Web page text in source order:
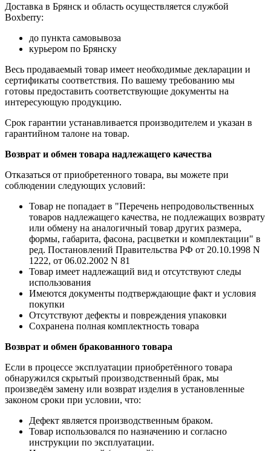
Доставка в Брянск и область осуществляется службой
Boxberry:
до пункта самовывоза
курьером по Брянску
Весь продаваемый товар имеет необходимые декларации и
сертификаты соответствия. По вашему требованию мы
готовы предоставить соответствующие документы на
интересующую продукцию.
Срок гарантии устанавливается производителем и указан в
гарантийном талоне на товар.
Возврат и обмен товара надлежащего качества
Отказаться от приобретенного товара, вы можете при
соблюдении следующих условий:
Товар не попадает в "Перечень непродовольственных
товаров надлежащего качества, не подлежащих возврату
или обмену на аналогичный товар других размера,
формы, габарита, фасона, расцветки и комплектации" в
ред. Постановлений Правительства РФ от 20.10.1998 N
1222, от 06.02.2002 N 81
Товар имеет надлежащий вид и отсутствуют следы
использования
Имеются документы подтверждающие факт и условия
покупки
Отсутствуют дефекты и повреждения упаковки
Сохранена полная комплектность товара
Возврат и обмен бракованного товара
Если в процессе эксплуатации приобретённого товара
обнаружился скрытый производственный брак, мы
произведём замену или возврат изделия в установленные
законом сроки при условии, что:
Дефект является производственным браком.
Товар использовался по назначению и согласно
инструкции по эксплуатации.